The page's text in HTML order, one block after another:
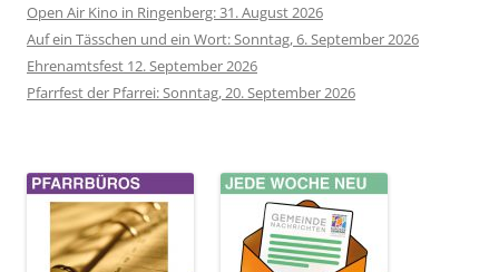
Open Air Kino in Ringenberg: 31. August 2026
Auf ein Tässchen und ein Wort: Sonntag, 6. September 2026
Ehrenamtsfest 12. September 2026
Pfarrfest der Pfarrei: Sonntag, 20. September 2026